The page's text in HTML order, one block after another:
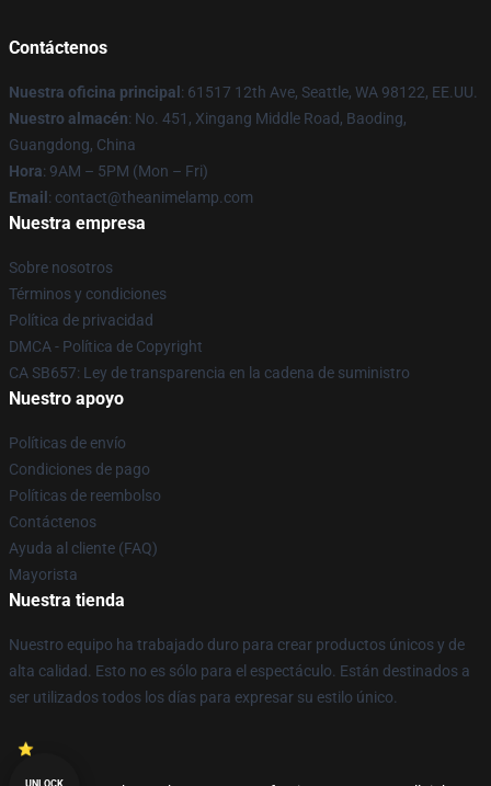
Contáctenos
Nuestra oficina principal : 61517 12th Ave, Seattle, WA 98122, EE.UU.
Nuestro almacén: No. 451, Xingang Middle Road, Baoding,
Guangdong, China
Hora: 9AM – 5PM (Mon – Fri)
Email : contact@theanimelamp.com
Nuestra empresa
Sobre nosotros
Términos y condiciones
Política de privacidad
DMCA - Política de Copyright
CA SB657: Ley de transparencia en la cadena de suministro
Nuestro apoyo
Políticas de envío
Condiciones de pago
Políticas de reembolso
Contáctenos
Ayuda al cliente (FAQ)
Mayorista
Nuestra tienda
Nuestro equipo ha trabajado duro para crear productos únicos y de
alta calidad. Esto no es sólo para el espectáculo. Están destinados a
ser utilizados todos los días para expresar su estilo único.
UNLOCK